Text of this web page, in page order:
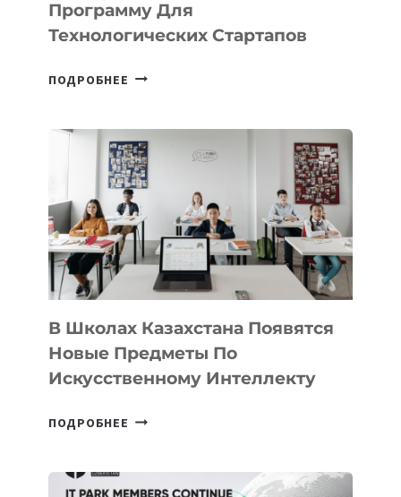
Программу Для
Технологических Стартапов
ПОДРОБНЕЕ ОТКРЫТ
DEAL
VELOCITY
BY
MOST
—
МЕЖДУНАРОДНУЮ
ПРОГРАММУ
ДЛЯ
ТЕХНОЛОГИЧЕСКИХ
В Школах Казахстана Появятся
Новые Предметы По
Искусственному Интеллекту
ПОДРОБНЕЕ В